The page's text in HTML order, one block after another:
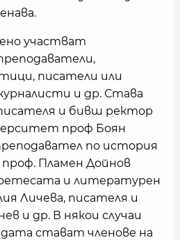
участват
писатели или
и др. Става
и бивш ректор
проф Боян
по история
Пламен Дойнов
и литературен
Личева, писателя и
и др. В някои случаи
стават членове на